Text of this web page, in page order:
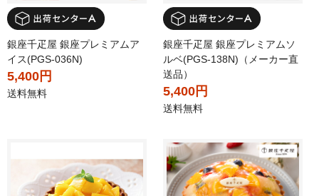
銀座千疋屋 銀座プレミアムア
イス(PGS-036N)
5,400円
送料無料
銀座千疋屋 銀座プレミアムソ
ルベ(PGS-138N)（メーカー直
送品）
5,400円
送料無料